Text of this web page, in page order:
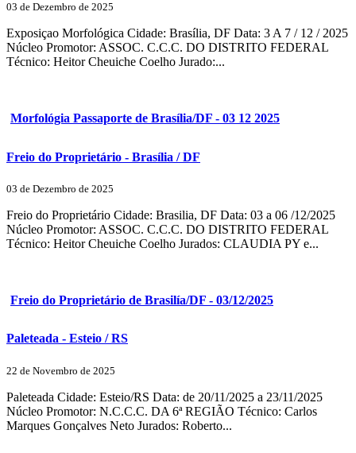
03 de Dezembro de 2025
Exposiçao Morfológica Cidade: Brasília, DF Data: 3 A 7 / 12 / 2025
Núcleo Promotor: ASSOC. C.C.C. DO DISTRITO FEDERAL
Técnico: Heitor Cheuiche Coelho Jurado:...
Morfológia Passaporte de Brasília/DF - 03 12 2025
Freio do Proprietário - Brasília / DF
03 de Dezembro de 2025
Freio do Proprietário Cidade: Brasilia, DF Data: 03 a 06 /12/2025
Núcleo Promotor: ASSOC. C.C.C. DO DISTRITO FEDERAL
Técnico: Heitor Cheuiche Coelho Jurados: CLAUDIA PY e...
Freio do Proprietário de Brasilía/DF - 03/12/2025
Paleteada - Esteio / RS
22 de Novembro de 2025
Paleteada Cidade: Esteio/RS Data: de 20/11/2025 a 23/11/2025
Núcleo Promotor: N.C.C.C. DA 6ª REGIÃO Técnico: Carlos
Marques Gonçalves Neto Jurados: Roberto...